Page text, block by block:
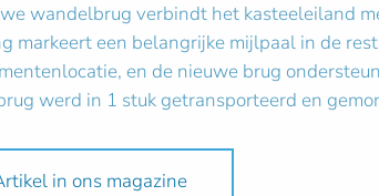
wandelbrug verbindt het kasteeleiland
markeert een belangrijke mijlpaal in de
en de nieuwe brug
werd in 1 stuk getransporteerd en
in ons magazine